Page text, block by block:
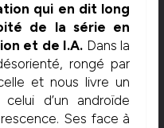
qui en dit long
de la série en
et de I.A. Dans la
rongé par
et nous livre un
d’un androïde
Ses face à